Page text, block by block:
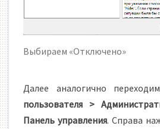
Выбираем «Отключено»
Далее аналогично
пользователя >
Панель управления. Справа